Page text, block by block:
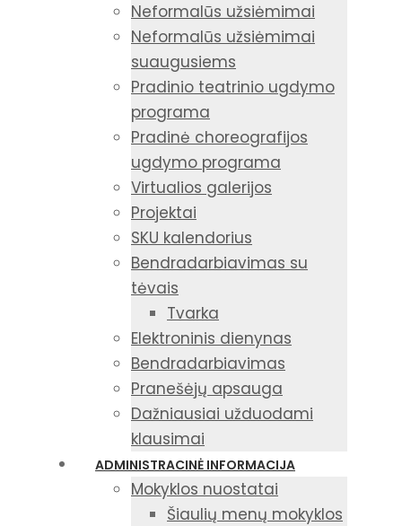
Neformalūs užsiėmimai
Neformalūs užsiėmimai
suaugusiems
Pradinio teatrinio ugdymo
programa
Pradinė choreografijos
ugdymo programa
Virtualios galerijos
Projektai
SKU kalendorius
Bendradarbiavimas su
tėvais
Tvarka
Elektroninis dienynas
Bendradarbiavimas
Pranešėjų apsauga
Dažniausiai užduodami
klausimai
ADMINISTRACINĖ INFORMACIJA
Mokyklos nuostatai
Šiaulių menų mokyklos